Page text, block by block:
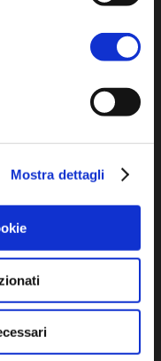
Mostra dettagli